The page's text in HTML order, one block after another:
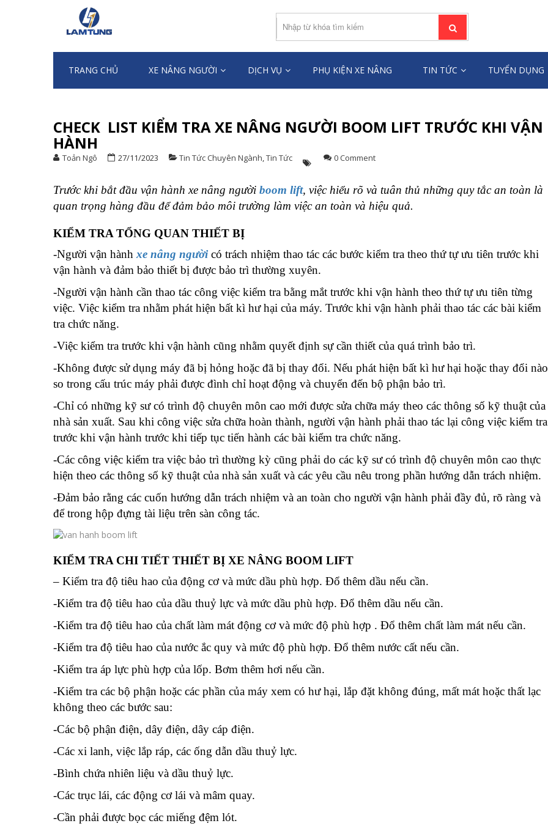
navigation
content
XE NÂNG NGƯỜI LÂM TÙNG
Chuyên nhập khẩu và cung ứng Xe nâng người toàn quốc
TRANG CHỦ XE NÂNG NGƯỜI DỊCH VỤ PHỤ KIỆN XE NÂNG TIN TỨC TUYỂN DỤNG
CHECK LIST KIỂM TRA XE NÂNG NGƯỜI BOOM LIFT TRƯỚC KHI VẬN
HÀNH
Toản Ngô 27/11/2023 Tin Tức Chuyên Ngành,Tin Tức 0 Comment
Trước khi bắt đầu vận hành xe nâng người boom lift, việc hiểu rõ và tuân thủ những quy tắc an toàn là
quan trọng hàng đầu để đảm bảo môi trường làm việc an toàn và hiệu quả.
KIỂM TRA TỔNG QUAN THIẾT BỊ
-Người vận hànhxe nâng ngườicó trách nhiệm thao tác các bước kiểm tra theo thứ tự ưu tiên trước khi
vận hành và đảm bảo thiết bị được bảo trì thường xuyên.
-Người vận hành cần thao tác công việc kiểm tra bằng mắt trước khi vận hành theo thứ tự ưu tiên từng
việc. Việc kiểm tra nhằm phát hiện bất kì hư hại của máy. Trước khi vận hành phải thao tác các bài kiểm
tra chức năng.
-Việc kiểm tra trước khi vận hành cũng nhằm quyết định sự cần thiết của quá trình bảo trì.
-Không được sử dụng máy đã bị hỏng hoặc đã bị thay đổi. Nếu phát hiện bất kì hư hại hoặc thay đổi nào
so trong cấu trúc máy phải được đình chỉ hoạt động và chuyển đến bộ phận bảo trì.
-Chỉ có những kỹ sư có trình độ chuyên môn cao mới được sửa chữa máy theo các thông số kỹ thuật của
nhà sản xuất. Sau khi công việc sửa chữa hoàn thành, người vận hành phải thao tác lại công việc kiểm tra
trước khi vận hành trước khi tiếp tục tiến hành các bài kiểm tra chức năng.
-Các công việc kiểm tra việc bảo trì thường kỳ cũng phải do các kỹ sư có trình độ chuyên môn cao thực
hiện theo các thông số kỹ thuật của nhà sản xuất và các yêu cầu nêu trong phần hướng dẫn trách nhiệm.
-Đảm bảo rằng các cuốn hướng dẫn trách nhiệm và an toàn cho người vận hành phải đầy đủ, rõ ràng và
để trong hộp đựng tài liệu trên sàn công tác.
KIỂM TRA CHI TIẾT THIẾT BỊ XE NÂNG BOOM LIFT
– Kiểm tra độ tiêu hao của động cơ và mức dầu phù hợp. Đổ thêm dầu nếu cần.
-Kiểm tra độ tiêu hao của dầu thuỷ lực và mức dầu phù hợp. Đổ thêm dầu nếu cần.
-Kiểm tra độ tiêu hao của chất làm mát động cơ và mức độ phù hợp . Đổ thêm chất làm mát nếu cần.
-Kiểm tra độ tiêu hao của nước ắc quy và mức độ phù hợp. Đổ thêm nước cất nếu cần.
-Kiểm tra áp lực phù hợp của lốp. Bơm thêm hơi nếu cần.
-Kiểm tra các bộ phận hoặc các phần của máy xem có hư hại, lắp đặt không đúng, mất mát hoặc thất lạc
không theo các bước sau:
-Các bộ phận điện, dây điện, dây cáp điện.
-Các xi lanh, việc lắp ráp, các ống dẫn dầu thuỷ lực.
-Bình chứa nhiên liệu và dầu thuỷ lực.
-Các trục lái, các động cơ lái và mâm quay.
-Cần phải được bọc các miếng đệm lót.